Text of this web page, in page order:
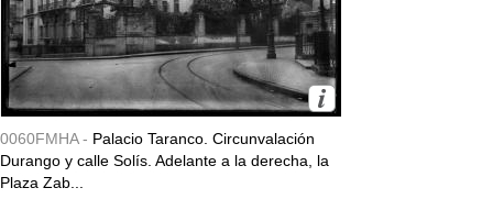
0060FMHA - Palacio Taranco. Circunvalación
Durango y calle Solís. Adelante a la derecha, la
Plaza Zab...